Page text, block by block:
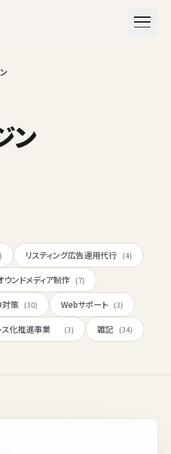
メニ
ン
リスティング広告運用代行 (4)
ウンドメディア制作 (7)
対策 (30) Webサポート (3)
ス化推進事業 (3) 雑記 (34)